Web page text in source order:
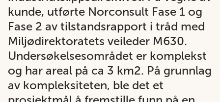
kunde, utførte Norconsult Fase 1 og
Fase 2 av tilstandsrapport i tråd med
Miljødirektoratets veileder M630.
Undersøkelsesområdet er komplekst
og har areal på ca 3 km2. På grunnlag
av kompleksiteten, ble det et